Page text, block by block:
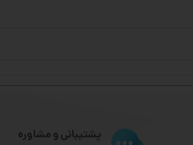
پشتیبانی و مشاوره